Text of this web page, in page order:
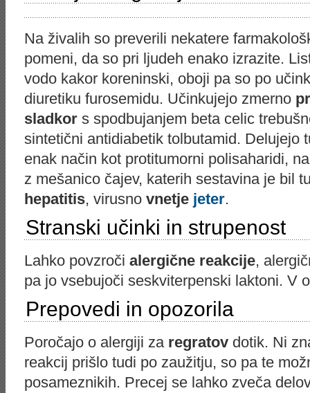
Na živalih so preverili nekatere
pomeni, da so pri ljudeh enako izrazite.
vodo kakor koreninski, oboji pa so po
diuretiku furosemidu. Učinkujejo zmerno
sladkor s spodbujanjem beta celic
sintetični antidiabetik tolbutamid. Delujejo
enak način kot protitumorni polisaharidi,
z mešanico čajev, katerih sestavina je bil
hepatitis, virusno vnetje jeter.
Stranski učinki in strupenost
Lahko povzroči alergične reakcije,
pa jo vsebujoči seskviterpenski laktoni. V
Prepovedi in opozorila
Poročajo o alergiji zaregratov dotik. Ni
reakcij prišlo tudi po zaužitju, so pa te
posameznikih. Precej se lahko zveča